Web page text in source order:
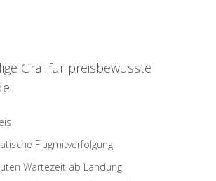
Gral für preisbewusste
Flugmitverfolgung
Wartezeit ab Landung